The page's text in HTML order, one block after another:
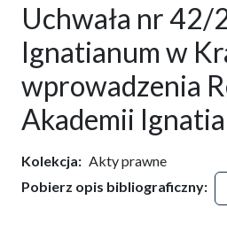
Uchwała nr 42/
Ignatianum w
wprowadzenia
Akademii
Kolekcja
Akty prawne
Pobierz opis bibliograficzny